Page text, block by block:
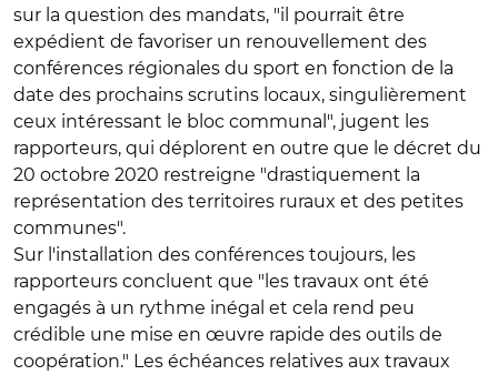
sur la question des mandats, "il pourrait être
expédient de favoriser un renouvellement des
conférences régionales du sport en fonction de la
date des prochains scrutins locaux, singulièrement
ceux intéressant le bloc communal", jugent les
rapporteurs, qui déplorent en outre que le décret du
20 octobre 2020 restreigne "drastiquement la
représentation des territoires ruraux et des petites
communes".
Sur l'installation des conférences toujours, les
rapporteurs concluent que "les travaux ont été
engagés à un rythme inégal et cela rend peu
crédible une mise en œuvre rapide des outils de
coopération." Les échéances relatives aux travaux